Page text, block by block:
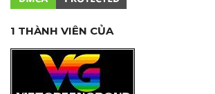
1 THÀNH VIÊN CỦA